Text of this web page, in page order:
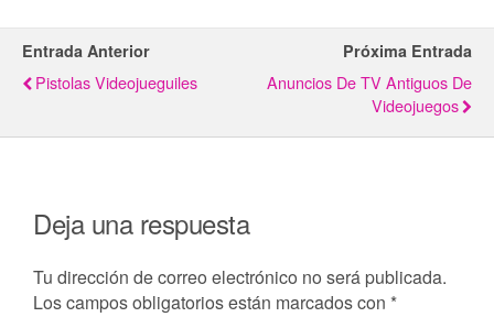
Entrada Anterior
Pistolas Videojueguiles
Próxima Entrada
Anuncios De TV Antiguos De
Videojuegos
Deja una respuesta
Tu dirección de correo electrónico no será publicada.
Los campos obligatorios están marcados con *